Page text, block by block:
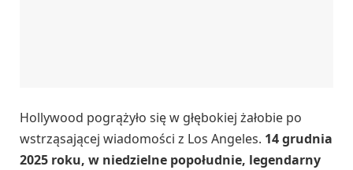
Hollywood pogrążyło się w głębokiej żałobie po
wstrząsającej wiadomości z Los Angeles. 14 grudnia
2025 roku, w niedzielne popołudnie, legendarny